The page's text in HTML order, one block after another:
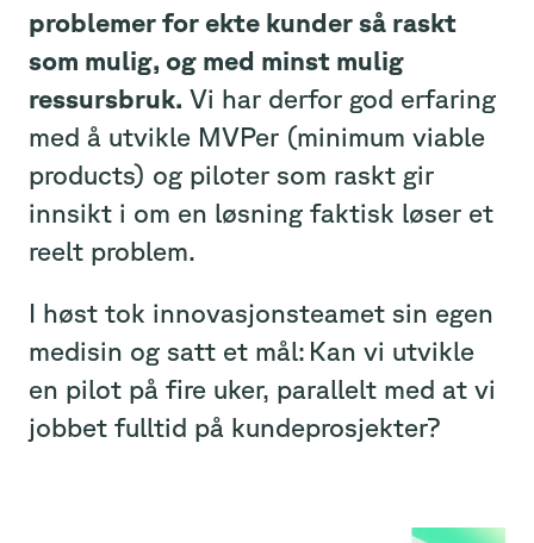
problemer for ekte kunder så raskt
som mulig, og med minst mulig
ressursbruk. Vi har derfor god erfaring
med å utvikle MVPer (minimum viable
products) og piloter som raskt gir
innsikt i om en løsning faktisk løser et
reelt problem.
I høst tok innovasjonsteamet sin egen
medisin og satt et mål: Kan vi utvikle
en pilot på fire uker, parallelt med at vi
jobbet fulltid på kundeprosjekter?